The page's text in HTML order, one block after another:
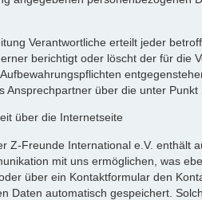
Verantwortliche erteilt jeder
berichtigt oder löscht der für die
Ansprechpartner über die unter
über die Internetseite
Z-Freunde International e.V. enthält
mit uns ermöglichen, was
über ein Kontaktformular den
Daten automatisch gespeichert.